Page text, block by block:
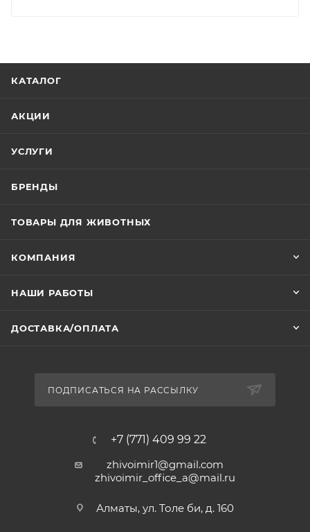
КАТАЛОГ
АКЦИИ
УСЛУГИ
БРЕНДЫ
ТОВАРЫ ДЛЯ ЖИВОТНЫХ
КОМПАНИЯ
НАШИ РАБОТЫ
ДОСТАВКА/ОПЛАТА
ПОДПИСАТЬСЯ НА РАССЫЛКУ
+7 (771) 409 99 22
zhivoimir1@gmail.com
zhivoimir_office_a@mail.ru
Алматы, ул. Толе би, д. 160